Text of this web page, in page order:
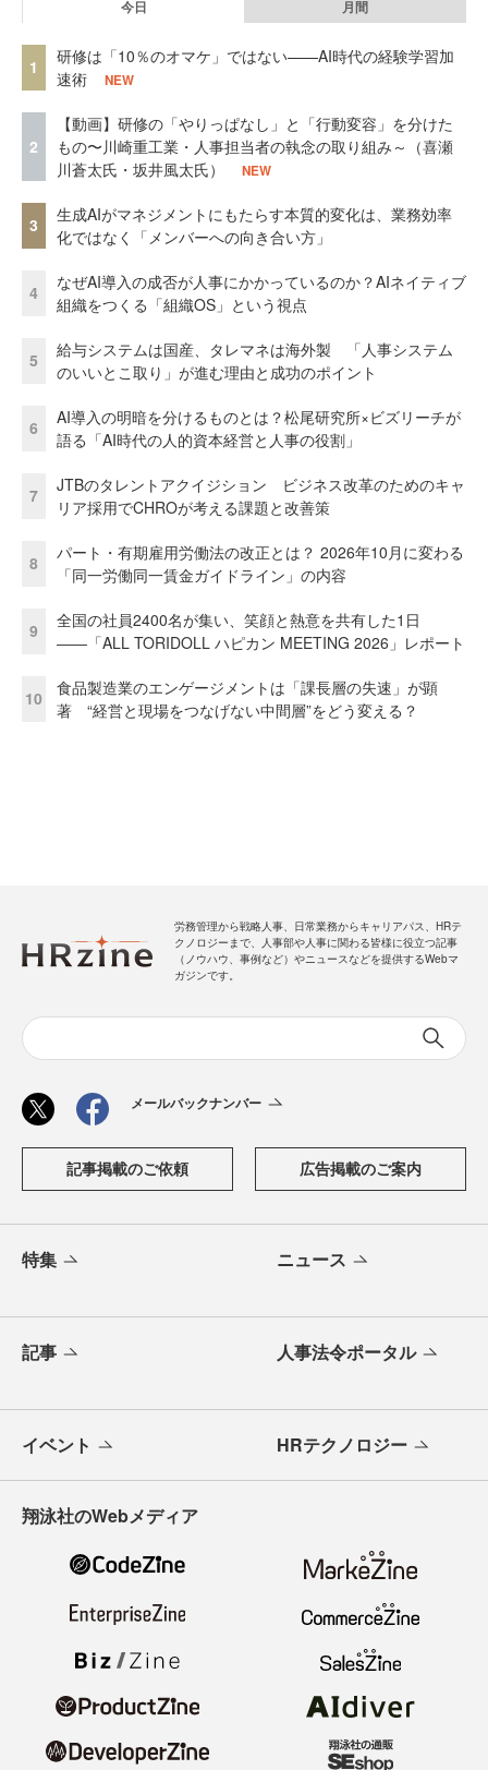
今日 月間
1
研修は「10％のオマケ」ではない——AI時代の経験学習加
速術
NEW
2
【動画】研修の「やりっぱなし」と「行動変容」を分けた
もの〜川崎重工業・人事担当者の執念の取り組み～（喜瀬
川蒼太氏・坂井風太氏）
NEW
3
生成AIがマネジメントにもたらす本質的変化は、業務効率
化ではなく「メンバーへの向き合い方」
4
なぜAI導入の成否が人事にかかっているのか？AIネイティブ
組織をつくる「組織OS」という視点
5
給与システムは国産、タレマネは海外製 「人事システム
のいいとこ取り」が進む理由と成功のポイント
6
AI導入の明暗を分けるものとは？松尾研究所×ビズリーチが
語る「AI時代の人的資本経営と人事の役割」
7
JTBのタレントアクイジション ビジネス改革のためのキャ
リア採用でCHROが考える課題と改善策
8
パート・有期雇用労働法の改正とは？ 2026年10月に変わる
「同一労働同一賃金ガイドライン」の内容
9
全国の社員2400名が集い、笑顔と熱意を共有した1日
――「ALL TORIDOLL ハピカン MEETING 2026」レポート
10
食品製造業のエンゲージメントは「課長層の失速」が顕
著 “経営と現場をつなげない中間層”をどう変える？
労務管理から戦略人事、日常業務からキャリアパス、HRテ
クノロジーまで、人事部や人事に関わる皆様に役立つ記事
（ノウハウ、事例など）やニュースなどを提供するWebマ
ガジンです。
メールバックナンバー
記事掲載のご依頼 広告掲載のご案内
特集 ニュース
記事 人事法令ポータル
イベント HRテクノロジー
翔泳社のWebメディア